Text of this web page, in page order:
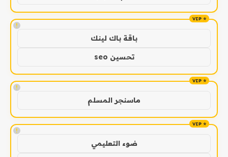
!
باقة باك لينك
تحسين seo
!
ماسنجر المسلم
!
ضوء التعليمي